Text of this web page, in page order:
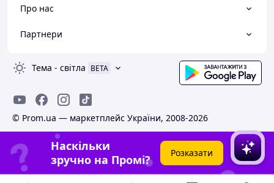
Про нас
Партнери
Тема - світла BETA
© Prom.ua — маркетплейс України, 2008-2026
Наскільки
зручно на Промі?
Розказати